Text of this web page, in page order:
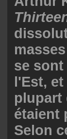
se
l'Est,
plupart
étaient
Selon